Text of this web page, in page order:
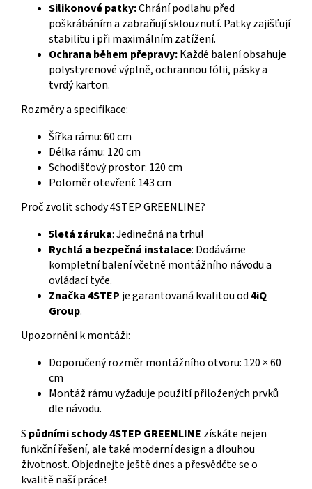
Silikonové patky:Chrání podlahu před
poškrábáním a zabraňují sklouznutí. Patky zajišťují
stabilitu i při maximálním zatížení.
Ochrana během přepravy:Každé balení obsahuje
polystyrenové výplně, ochrannou fólii, pásky a
tvrdý karton.
Rozměry a specifikace:
Šířka rámu: 60 cm
Délka rámu: 120 cm
Schodišťový prostor: 120 cm
Poloměr otevření: 143 cm
Proč zvolit schody 4STEP GREENLINE?
5letá záruka: Jedinečná na trhu!
Rychlá a bezpečná instalace: Dodáváme
kompletní balení včetně montážního návodu a
ovládací tyče.
Značka 4STEP je garantovaná kvalitou od4iQ
Group.
Upozornění k montáži:
Doporučený rozměr montážního otvoru: 120 × 60
cm
Montáž rámu vyžaduje použití přiložených prvků
dle návodu.
S půdními schody 4STEP GREENLINE získáte nejen
funkční řešení, ale také moderní design a dlouhou
životnost. Objednejte ještě dnes a přesvědčte se o
kvalitě naší práce!